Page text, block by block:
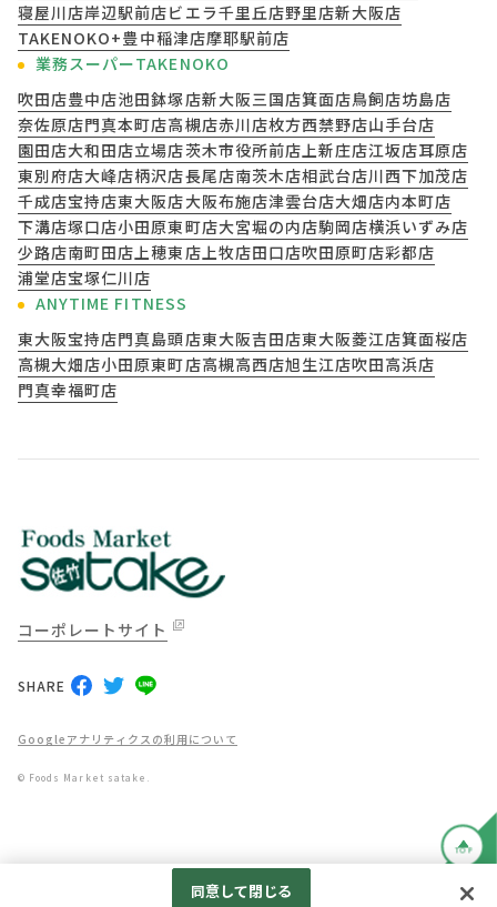
寝屋川店岸辺駅前店ビエラ千里丘店野里店新大阪店
TAKENOKO+豊中稲津店摩耶駅前店
業務スーパーTAKENOKO
吹田店豊中店池田鉢塚店新大阪三国店箕面店鳥飼店坊島店
奈佐原店門真本町店高槻店赤川店枚方西禁野店山手台店
園田店大和田店立場店茨木市役所前店上新庄店江坂店耳原店
東別府店大峰店柄沢店長尾店南茨木店相武台店川西下加茂店
千成店宝持店東大阪店大阪布施店津雲台店大畑店内本町店
下溝店塚口店小田原東町店大宮堀の内店駒岡店横浜いずみ店
少路店南町田店上穂東店上牧店田口店吹田原町店彩都店
浦堂店宝塚仁川店
ANYTIME FITNESS
東大阪宝持店門真島頭店東大阪吉田店東大阪菱江店箕面桜店
高槻大畑店小田原東町店高槻高西店旭生江店吹田高浜店
門真幸福町店
コーポレートサイト
SHARE
Googleアナリティクスの利用について
© Foods Market satake.
TOP
同意して閉じる